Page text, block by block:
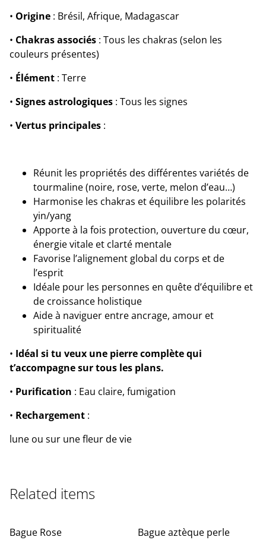
• Origine : Brésil, Afrique, Madagascar
• Chakras associés : Tous les chakras (selon les
couleurs présentes)
• Élément : Terre
• Signes astrologiques : Tous les signes
• Vertus principales :
Réunit les propriétés des différentes variétés de
tourmaline (noire, rose, verte, melon d’eau…)
Harmonise les chakras et équilibre les polarités
yin/yang
Apporte à la fois protection, ouverture du cœur,
énergie vitale et clarté mentale
Favorise l’alignement global du corps et de
l’esprit
Idéale pour les personnes en quête d’équilibre et
de croissance holistique
Aide à naviguer entre ancrage, amour et
spiritualité
• Idéal si tu veux une pierre complète qui
t’accompagne sur tous les plans.
• Purification : Eau claire, fumigation
• Rechargement :
lune ou sur une fleur de vie
Related items
Bague Rose
Bague aztèque perle